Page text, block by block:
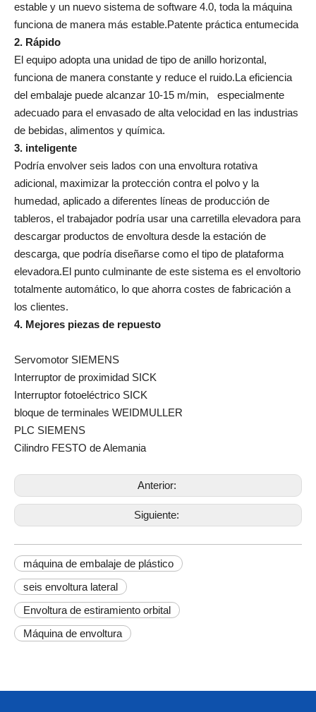
estable y un nuevo sistema de software 4.0, toda la máquina
funciona de manera más estable.Patente práctica entumecida
2. Rápido
El equipo adopta una unidad de tipo de anillo horizontal,
funciona de manera constante y reduce el ruido.La eficiencia
del embalaje puede alcanzar 10-15 m/min, especialmente
adecuado para el envasado de alta velocidad en las industrias
de bebidas, alimentos y química.
3. inteligente
Podría envolver seis lados con una envoltura rotativa
adicional, maximizar la protección contra el polvo y la
humedad, aplicado a diferentes líneas de producción de
tableros, el trabajador podría usar una carretilla elevadora para
descargar productos de envoltura desde la estación de
descarga, que podría diseñarse como el tipo de plataforma
elevadora.El punto culminante de este sistema es el envoltorio
totalmente automático, lo que ahorra costes de fabricación a
los clientes.
4. Mejores piezas de repuesto
Servomotor SIEMENS
Interruptor de proximidad SICK
Interruptor fotoeléctrico SICK
bloque de terminales WEIDMULLER
PLC SIEMENS
Cilindro FESTO de Alemania
Anterior:
Siguiente:
máquina de embalaje de plástico
seis envoltura lateral
Envoltura de estiramiento orbital
Máquina de envoltura